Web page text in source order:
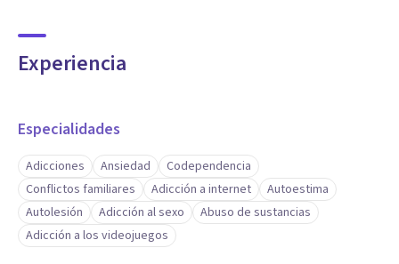
Experiencia
Especialidades
Adicciones Ansiedad
Codependencia
Conflictos familiares
Adicción a internet
Autoestima
Autolesión
Adicción al sexo
Abuso de sustancias
Adicción a los videojuegos